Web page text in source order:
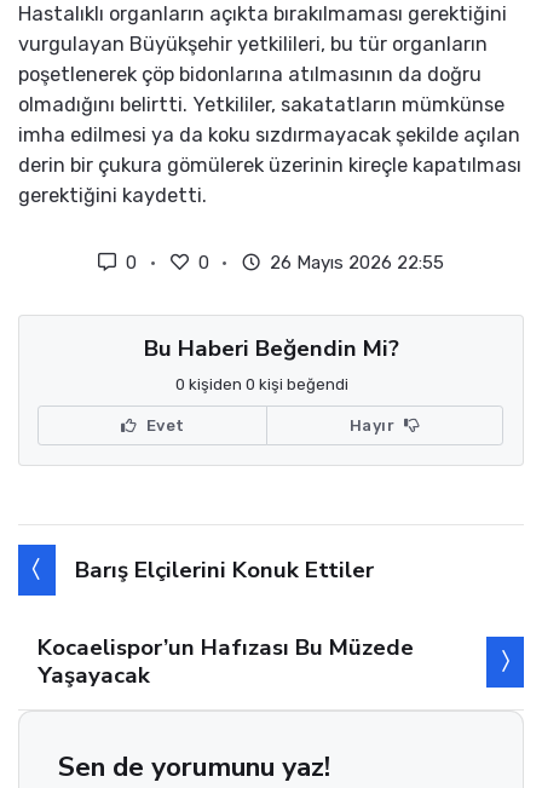
Hastalıklı organların açıkta bırakılmaması gerektiğini
vurgulayan Büyükşehir yetkilileri, bu tür organların
poşetlenerek çöp bidonlarına atılmasının da doğru
olmadığını belirtti. Yetkililer, sakatatların mümkünse
imha edilmesi ya da koku sızdırmayacak şekilde açılan
derin bir çukura gömülerek üzerinin kireçle kapatılması
gerektiğini kaydetti.
0 0 26 Mayıs 2026 22:55
Bu Haberi Beğendin Mi?
0 kişiden 0 kişi beğendi
Evet Hayır
Barış Elçilerini Konuk Ettiler
Kocaelispor’un Hafızası Bu Müzede
Yaşayacak
Sen de yorumunu yaz!